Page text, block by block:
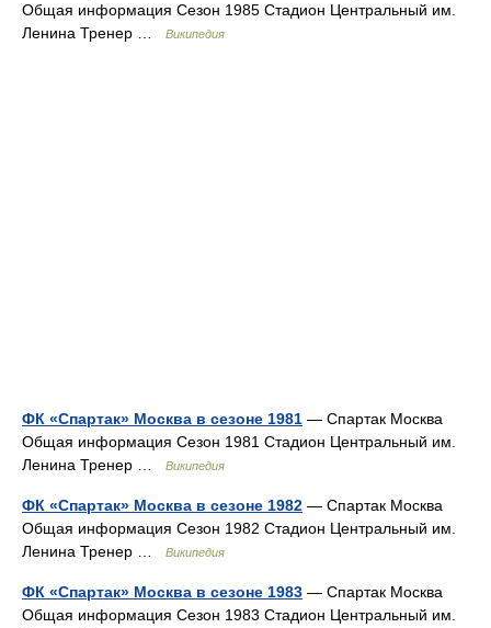
Общая информация Сезон 1985 Стадион Центральный им.
Ленина Тренер …
Википедия
ФК «Спартак» Москва в сезоне 1981 — Спартак Москва
Общая информация Сезон 1981 Стадион Центральный им.
Ленина Тренер …
Википедия
ФК «Спартак» Москва в сезоне 1982 — Спартак Москва
Общая информация Сезон 1982 Стадион Центральный им.
Ленина Тренер …
Википедия
ФК «Спартак» Москва в сезоне 1983 — Спартак Москва
Общая информация Сезон 1983 Стадион Центральный им.